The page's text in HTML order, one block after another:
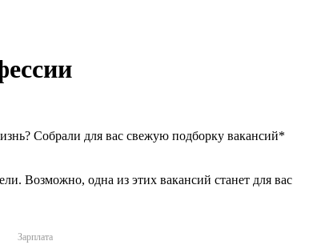
Собрали для вас свежую подборку вакансий*
Возможно, одна из этих вакансий станет для вас
Зарплата